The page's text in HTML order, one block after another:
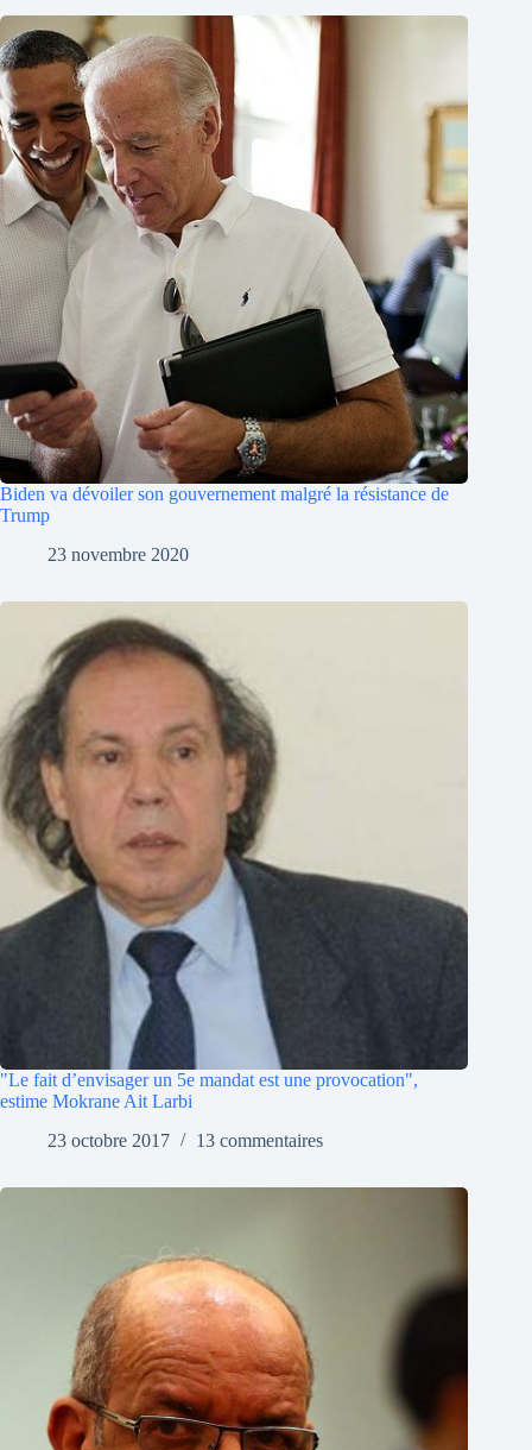
Biden va dévoiler son gouvernement malgré la résistance de
Trump
23 novembre 2020
"Le fait d’envisager un 5e mandat est une provocation",
estime Mokrane Ait Larbi
23 octobre 2017
13 commentaires